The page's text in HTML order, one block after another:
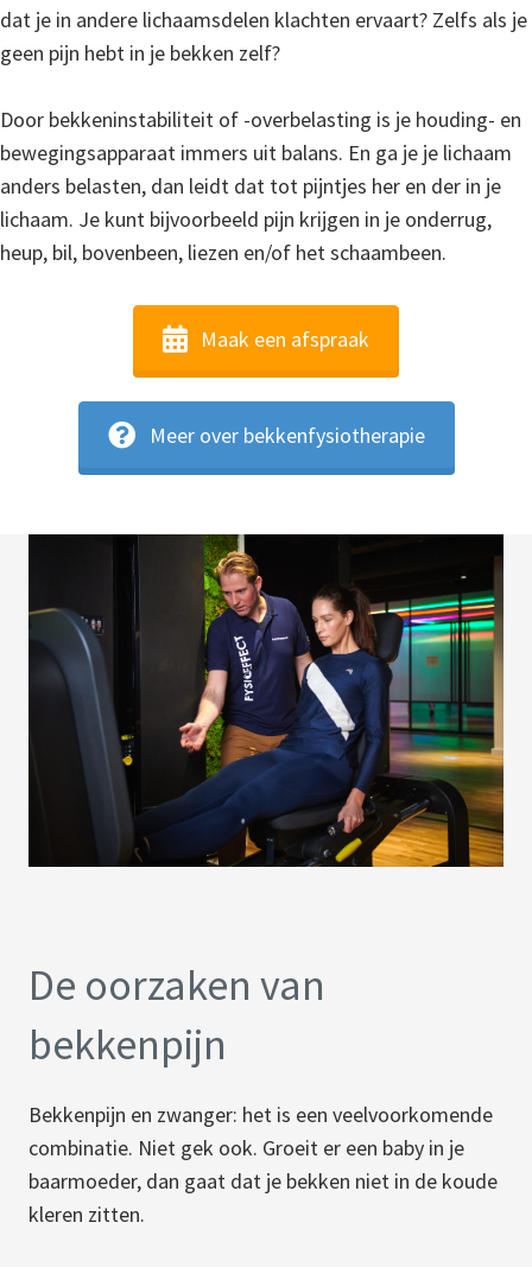
dat je in andere lichaamsdelen klachten ervaart? Zelfs als je
geen pijn hebt in je bekken zelf?
Door bekkeninstabiliteit of -overbelasting is je houding- en
bewegingsapparaat immers uit balans. En ga je je lichaam
anders belasten, dan leidt dat tot pijntjes her en der in je
lichaam. Je kunt bijvoorbeeld pijn krijgen in je onderrug,
heup, bil, bovenbeen, liezen en/of het schaambeen.
Maak een afspraak
Meer over bekkenfysiotherapie
De oorzaken van
bekkenpijn
Bekkenpijn en zwanger: het is een veelvoorkomende
combinatie. Niet gek ook. Groeit er een baby in je
baarmoeder, dan gaat dat je bekken niet in de koude
kleren zitten.